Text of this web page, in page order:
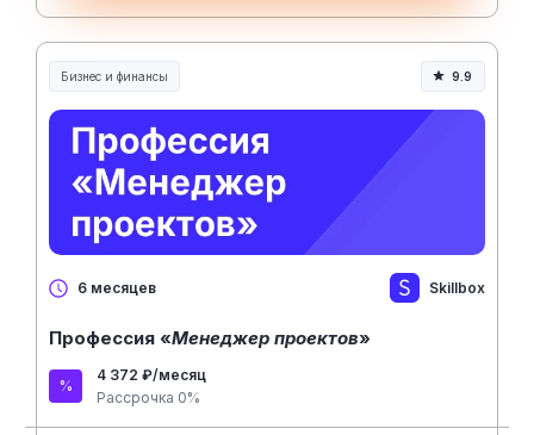
Бизнес и финансы 9.9
6 месяцев Skillbox
Профессия «Менеджер проектов»
4 372 ₽/месяц
Рассрочка 0%